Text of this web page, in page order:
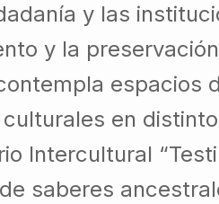
y las
y la
espacios
en
Intercultural
saberes